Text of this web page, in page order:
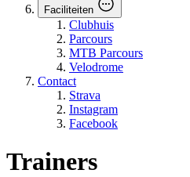
Faciliteiten
Clubhuis
Parcours
MTB Parcours
Velodrome
Contact
Strava
Instagram
Facebook
Trainers